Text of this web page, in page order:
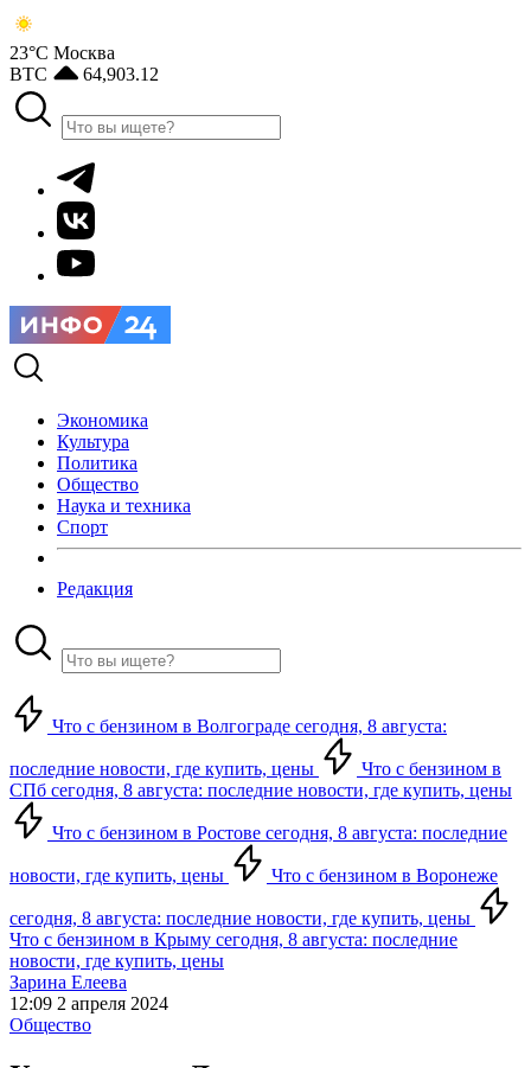
23°С Москва
BTC
64,903.12
Экономика
Культура
Политика
Общество
Наука и техника
Спорт
Редакция
Что с бензином в Волгограде сегодня, 8 августа:
последние новости, где купить, цены
Что с бензином в
СПб сегодня, 8 августа: последние новости, где купить, цены
Что с бензином в Ростове сегодня, 8 августа: последние
новости, где купить, цены Что с бензином в Воронеже
сегодня, 8 августа: последние новости, где купить, цены
Что с бензином в Крыму сегодня, 8 августа: последние
новости, где купить, цены
Зарина Елеева
12:09 2 апреля 2024
Общество